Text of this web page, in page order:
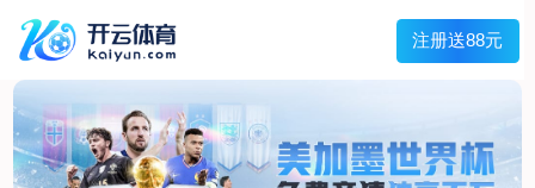
Menu
网站首页
关于我们
产品中心
荣誉资质
厂区设备